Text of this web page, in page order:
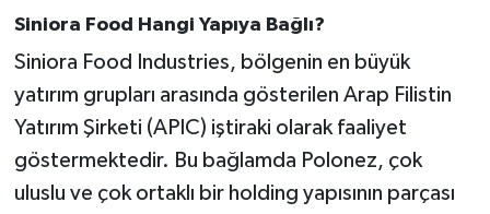
Siniora Food Hangi Yapıya Bağlı?
Siniora Food Industries, bölgenin en büyük
yatırım grupları arasında gösterilen Arap Filistin
Yatırım Şirketi (APIC) iştiraki olarak faaliyet
göstermektedir. Bu bağlamda Polonez, çok
uluslu ve çok ortaklı bir holding yapısının parçası